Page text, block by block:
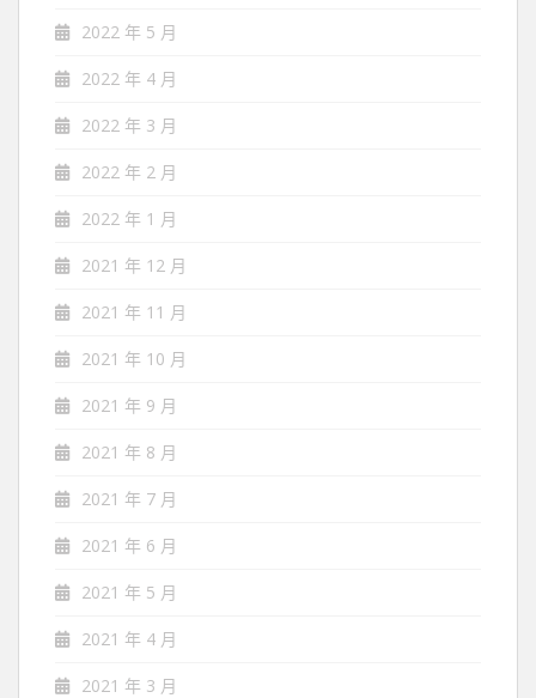
2022 年 5 月
2022 年 4 月
2022 年 3 月
2022 年 2 月
2022 年 1 月
2021 年 12 月
2021 年 11 月
2021 年 10 月
2021 年 9 月
2021 年 8 月
2021 年 7 月
2021 年 6 月
2021 年 5 月
2021 年 4 月
2021 年 3 月